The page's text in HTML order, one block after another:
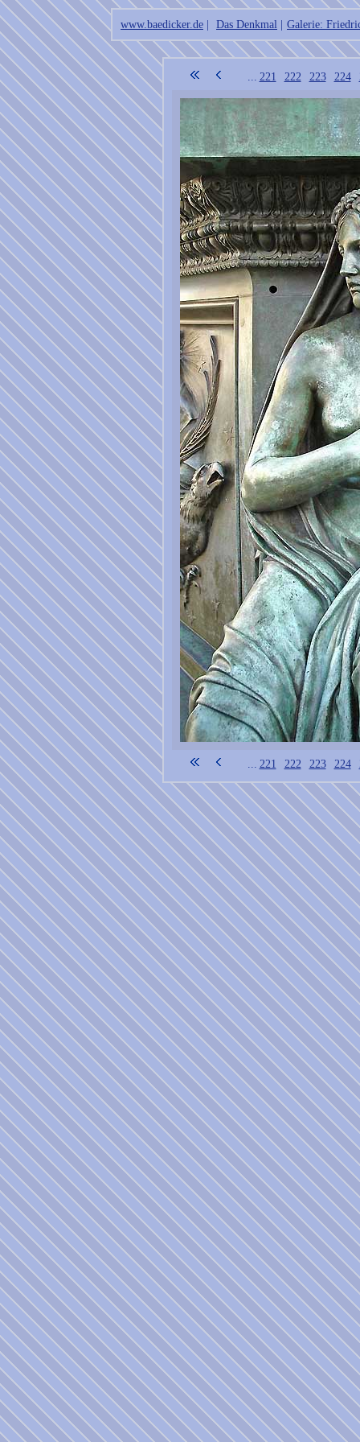
www.baedicker.de | Das Denkmal | Galerie:
221 222 223 224
221 222 223 224